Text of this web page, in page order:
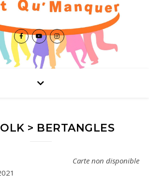
> BERTANGLES
Carte non disponible